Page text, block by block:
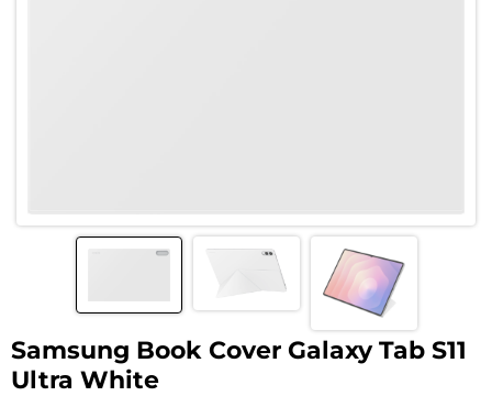
Samsung Book Cover Galaxy Tab S11
Ultra White